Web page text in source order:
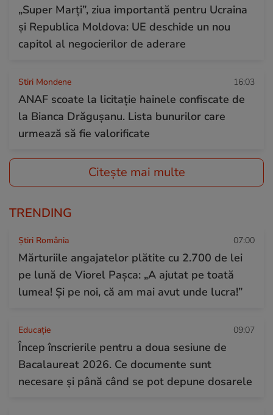
„Super Marți”, ziua importantă pentru Ucraina
și Republica Moldova: UE deschide un nou
capitol al negocierilor de aderare
Stiri Mondene 16:03
ANAF scoate la licitație hainele confiscate de
la Bianca Drăgușanu. Lista bunurilor care
urmează să fie valorificate
Citește mai multe
TRENDING
Știri România 07:00
Mărturiile angajatelor plătite cu 2.700 de lei
pe lună de Viorel Pașca: „A ajutat pe toată
lumea! Şi pe noi, că am mai avut unde lucra!”
Educație 09:07
Încep înscrierile pentru a doua sesiune de
Bacalaureat 2026. Ce documente sunt
necesare și până când se pot depune dosarele